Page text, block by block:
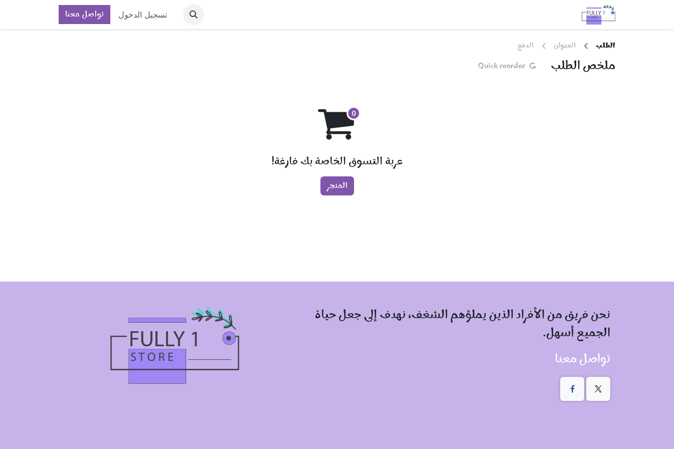
تخطي للذهاب إلى المحتوى
تسجيل الدخول تواصل معنا
الطلب العنوان الدفع
ملخص الطلب Quick reorder
عربة التسوق الخاصة بك فارغة!
المتجر
نحن فريق من الأفراد الذين يملؤهم الشغف، نهدف إلى جعل حياة
الجميع أسهل.
تواصل معنا